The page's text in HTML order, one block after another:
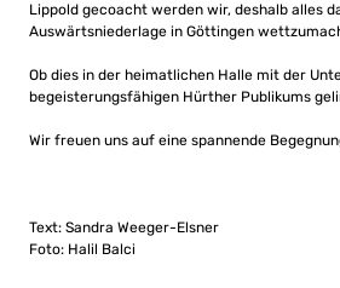
Lippold gecoacht werden wir, deshalb alles
Auswärtsniederlage in Göttingen
Ob dies in der heimatlichen Halle mit der
begeisterungsfähigen Hürther Publikums
Wir freuen uns auf eine spannende
Text: Sandra Weeger-Elsner
Foto: Halil Balci